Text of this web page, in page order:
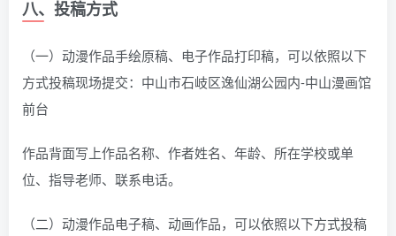
八、投稿方式
（一）动漫作品手绘原稿、电子作品打印稿，可以依照以下
方式投稿现场提交：中山市石岐区逸仙湖公园内-中山漫画馆
前台
作品背面写上作品名称、作者姓名、年龄、所在学校或单
位、指导老师、联系电话。
（二）动漫作品电子稿、动画作品，可以依照以下方式投稿